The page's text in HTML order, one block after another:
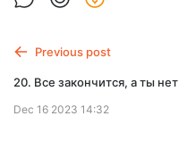
Previous post
20. Все закончится, а ты нет
Dec 16 2023 14:32